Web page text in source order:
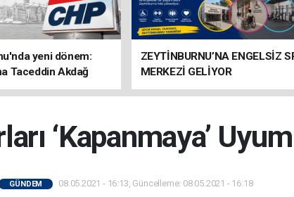
yeni dönem:
Taceddin Akdağ
ZEYTİNBURNU’NA ENGELSİZ
MERKEZİ GELİYOR
‘Kapanmaya’
GÜNDEM 08.05.2021 - 16:13, Güncelleme: 08.05.2021 - 16:18